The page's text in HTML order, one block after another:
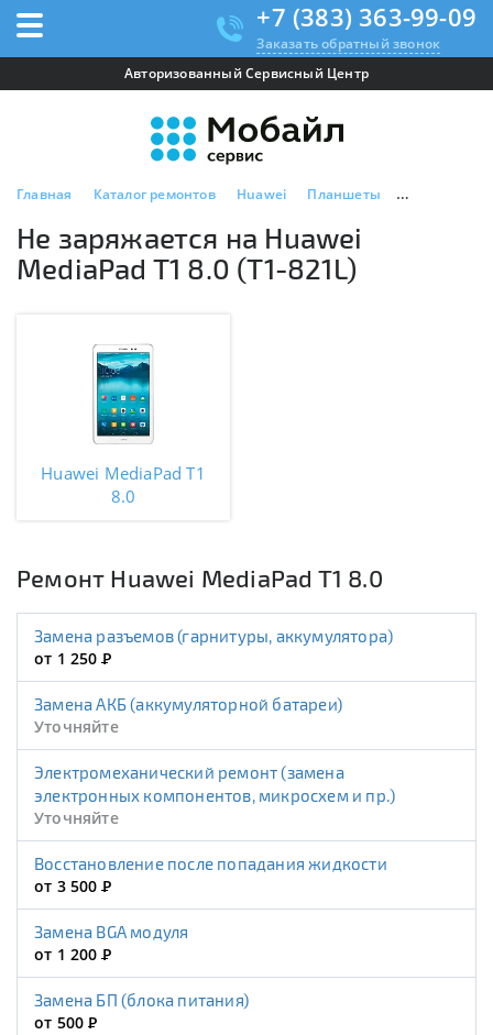
+7 (383) 363-99-09
Заказать обратный звонок
Авторизованный Сервисный Центр
Главная Каталог ремонтов Huawei Планшеты Huawei
Не заряжается на Huawei
MediaPad T1 8.0 (T1-821L)
Huawei MediaPad T1
8.0
Ремонт Huawei MediaPad T1 8.0
Замена разъемов (гарнитуры, аккумулятора)
от 1 250Р
Замена АКБ (аккумуляторной батареи)
Уточняйте
Электромеханический ремонт (замена
электронных компонентов, микросхем и пр.)
Уточняйте
Восстановление после попадания жидкости
от 3 500Р
Замена BGA модуля
от 1 200Р
Замена БП (блока питания)
от 500Р